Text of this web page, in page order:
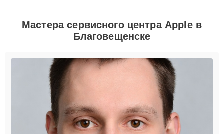
Мастера сервисного центра Apple в
Благовещенске